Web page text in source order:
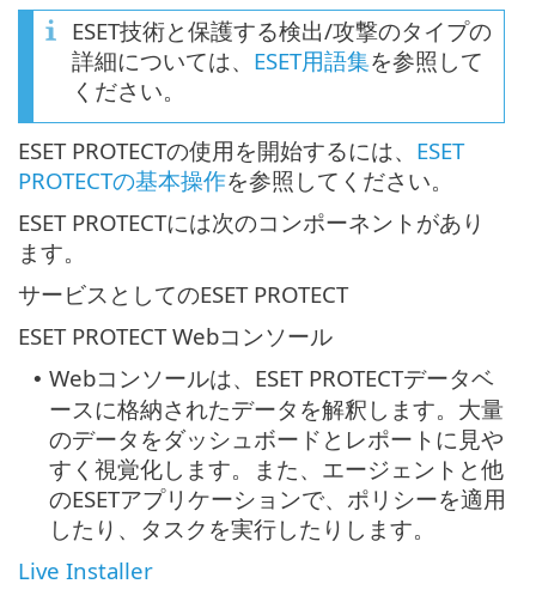
ESET技術と保護する検出/攻撃のタイプの
詳細については、 ESET用語集を参照して
ください。
ESET PROTECTの使用を開始するには、 ESET
PROTECTの基本操作を参照してください。
ESET PROTECTには次のコンポーネントがあり
ます。
サービスとしてのESET PROTECT
ESET PROTECT Webコンソール
• Webコンソールは、ESET PROTECTデータベ
ースに格納されたデータを解釈します。大量
のデータをダッシュボードとレポートに見や
すく視覚化します。また、エージェントと他
のESETアプリケーションで、ポリシーを適用
したり、タスクを実行したりします。
Live Installer